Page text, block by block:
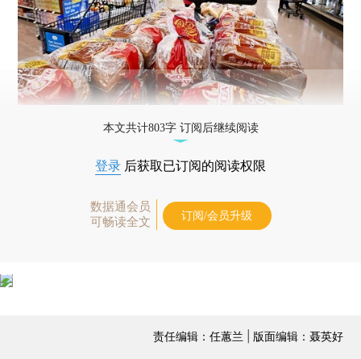
本文共计803字 订阅后继续阅读
登录 后获取已订阅的阅读权限
数据通会员
可畅读全文
订阅/会员升级
责任编辑：任蕙兰 | 版面编辑：聂英好